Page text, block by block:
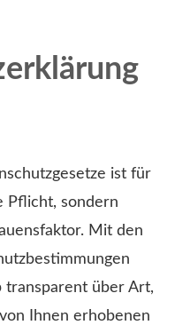
ist für
Pflicht, sondern
Mit den
transparent über Art,
Ihnen erhobenen